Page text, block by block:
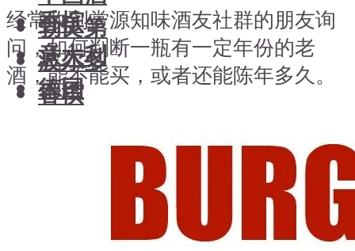
香槟
意大利
德国
日本清酒
搜索文章 搜索
勃艮第
波尔多
香槟
澳大利亚-新西兰
经常收到赏源知味酒友社群的朋友询
问，如何判断一瓶有一定年份的老
酒，能不能买，或者还能陈年多久。